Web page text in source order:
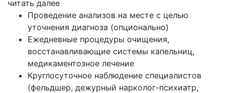
читать далее
Проведение анализов на месте с целью
уточнения диагноза (опционально)
Ежедневные процедуры очищения,
восстанавливающие системы капельниц,
медикаментозное лечение
Круглосуточное наблюдение специалистов
(фельдшер, дежурный нарколог-психиатр,